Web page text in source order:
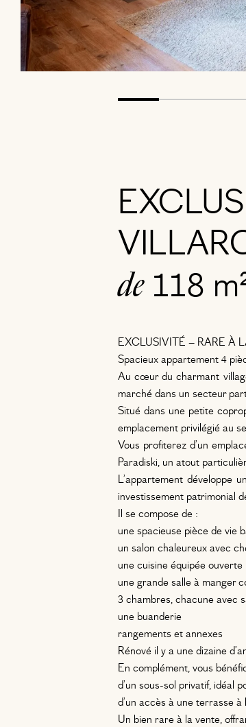
de118
EXCLUSIVITÉ – RARE À
Spacieux appartement 4
Au cœur du charmant
marché dans un secteur
Situé dans une petite
emplacement privilégié au
Vous profiterez d’un
Paradiski, un atout
L’appartement développe
investissement patrimonial
Il se compose de :
une spacieuse pièce de vie
un salon chaleureux avec
une cuisine équipée ouverte
une grande salle à manger
3 chambres, chacune avec
une buanderie
rangements et annexes
Rénové il y a une dizaine
En complément, vous
d’un sous-sol privatif, idéal
d’un accès à une terrasse
Un bien rare à la vente,